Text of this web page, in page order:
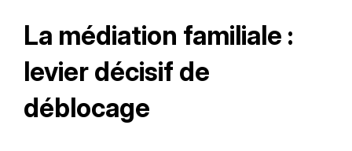
La médiation familiale :
levier décisif de
déblocage